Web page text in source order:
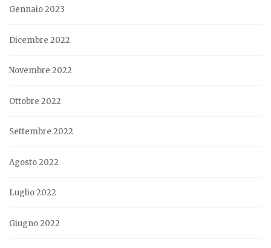
Gennaio 2023
Dicembre 2022
Novembre 2022
Ottobre 2022
Settembre 2022
Agosto 2022
Luglio 2022
Giugno 2022